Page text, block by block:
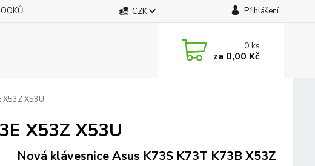
CZK Přihlášení
0ks
za 0,00 Kč
X53Z X53U
X53Z X53U
Nová klávesnice Asus K73S K73T K73B X53Z